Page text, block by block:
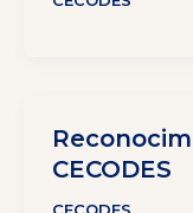
CECODES